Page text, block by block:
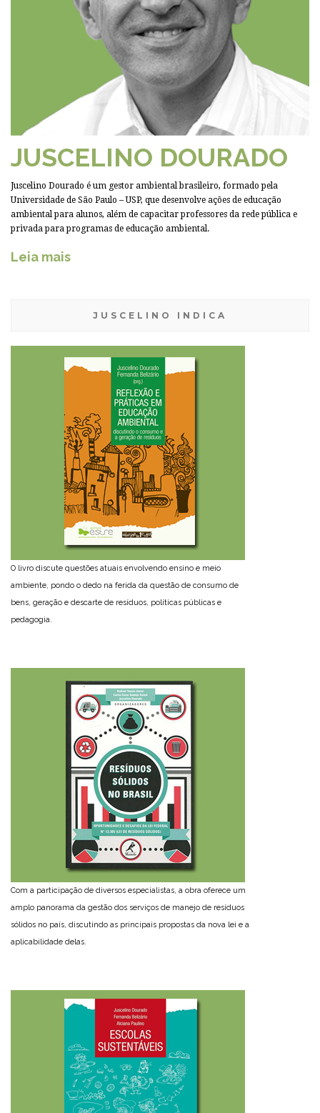
JUSCELINO DOURADO
Juscelino Dourado é um gestor ambiental brasileiro, formado pela
Universidade de São Paulo – USP, que desenvolve ações de educação
ambiental para alunos, além de capacitar professores da rede pública e
privada para programas de educação ambiental.
Leia mais
JUSCELINO INDICA
O livro discute questões atuais envolvendo ensino e meio
ambiente, pondo o dedo na ferida da questão de consumo de
bens, geração e descarte de resíduos, políticas públicas e
pedagogia.
Com a participação de diversos especialistas, a obra oferece um
amplo panorama da gestão dos serviços de manejo de resíduos
sólidos no país, discutindo as principais propostas da nova lei e a
aplicabilidade delas.